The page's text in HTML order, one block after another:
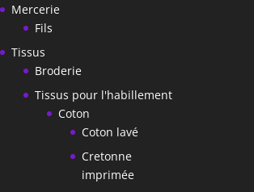
Mercerie
Fils
Tissus
Broderie
Tissus pour l'habillement
Coton
Coton lavé
Cretonne
imprimée